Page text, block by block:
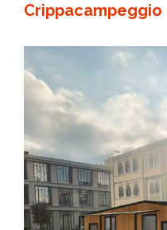
Crippacampeggio